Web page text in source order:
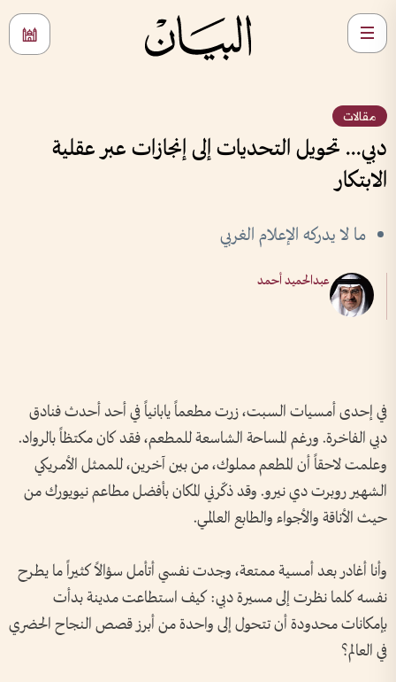
مقالات
دبي... تحويل التحديات إلى إنجازات عبر عقلية
الابتكار
ما لا يدركه الإعلام الغربي
عبدالحميد أحمد
في إحدى أمسيات السبت، زرت مطعماً يابانياً في أحد أحدث فنادق
دبي الفاخرة. ورغم المساحة الشاسعة للمطعم، فقد كان مكتظاً بالرواد.
وعلمت لاحقاً أن المطعم مملوك، من بين آخرين، للممثل الأمريكي
الشهير روبرت دي نيرو. وقد ذكّرني المكان بأفضل مطاعم نيويورك من
حيث الأناقة والأجواء والطابع العالمي.
وأنا أغادر بعد أمسية ممتعة، وجدت نفسي أتأمل سؤالاً كثيراً ما يطرح
نفسه كلما نظرت إلى مسيرة دبي: كيف استطاعت مدينة بدأت
بإمكانات محدودة أن تتحول إلى واحدة من أبرز قصص النجاح الحضري
في العالم؟